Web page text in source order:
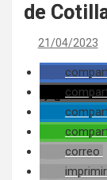
de
21/04/2023
correo
imprimir